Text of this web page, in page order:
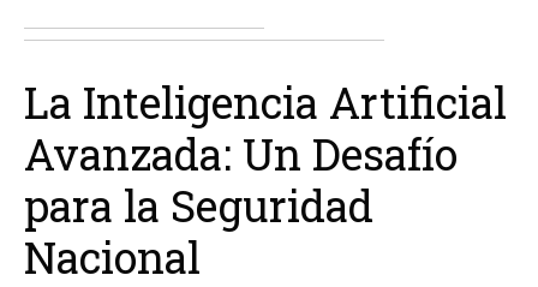
La Inteligencia Artificial
Avanzada: Un Desafío
para la Seguridad
Nacional